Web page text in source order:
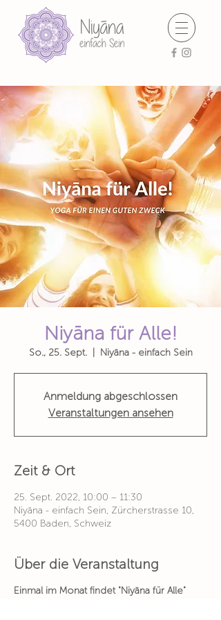
Niyāna für Alle!
So., 25. Sept.
  |
Niyāna - einfach Sein
Anmeldung abgeschlossen
Veranstaltungen ansehen
Zeit & Ort
25. Sept. 2022, 10:00 – 11:30
Niyāna - einfach Sein, Zürcherstrasse 10,
5400 Baden, Schweiz
Über die Veranstaltung
Einmal im Monat findet "Niyāna für Alle"